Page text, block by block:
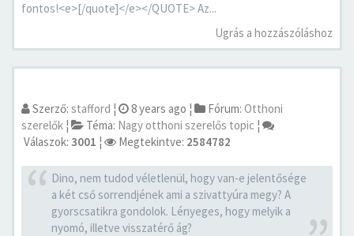
fontos!<e>[/quote]</e></QUOTE> Az...
Ugrás a hozzászóláshoz
Szerző: stafford ¦ 8 years ago ¦ Fórum: Otthoni
szerelők ¦ Téma: Nagy otthoni szerelős topic ¦
Válaszok: 3001 ¦ Megtekintve: 2584782
Dino, nem tudod véletlenül, hogy van-e jelentősége
a két cső sorrendjének ami a szivattyúra megy? A
gyorscsatikra gondolok. Lényeges, hogy melyik a
nyomó, illetve visszatérő ág?